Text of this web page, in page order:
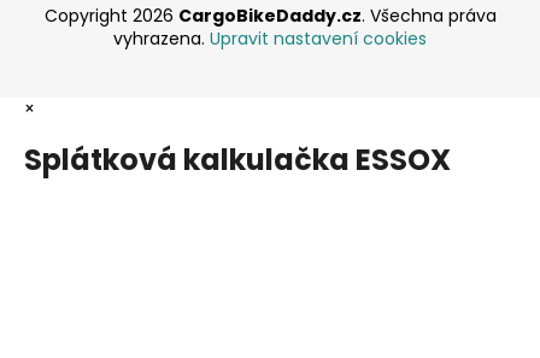
Copyright 2026 CargoBikeDaddy.cz. Všechna práva
vyhrazena. Upravit nastavení cookies
×
Splátková kalkulačka ESSOX